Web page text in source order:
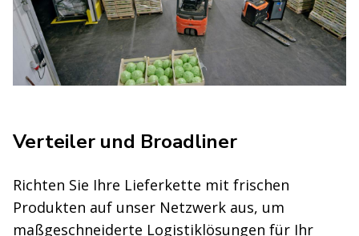
Verteiler und Broadliner
Richten Sie Ihre Lieferkette mit frischen
Produkten auf unser Netzwerk aus, um
maßgeschneiderte Logistiklösungen für Ihr